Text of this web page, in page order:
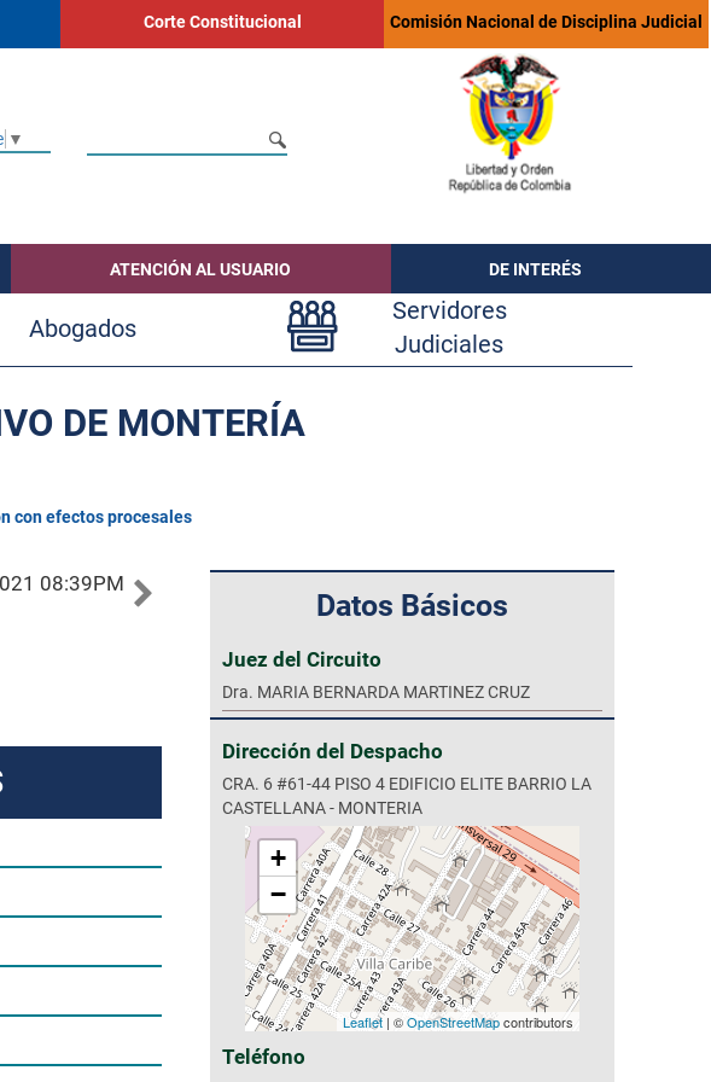
Corte Constitucional Comisión Nacional de Disciplina Judicial
▼
ATENCIÓN AL USUARIO DE INTERÉS
Abogados
Servidores
Judiciales
DE MONTERÍA
con efectos procesales
08:39PM
CARTA DE TRATO DIGNO USUARIOS DESPACHOS
Datos Básicos
Juez del Circuito
Dra. MARIA BERNARDA MARTINEZ CRUZ
Dirección del Despacho
CRA. 6 #61-44 PISO 4 EDIFICIO ELITE BARRIO LA
CASTELLANA - MONTERIA
+
−
Leaflet| ©OpenStreetMapcontributors
Teléfono